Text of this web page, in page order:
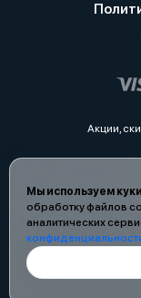
Мы используем
обработку файлов
аналитических
Акции,